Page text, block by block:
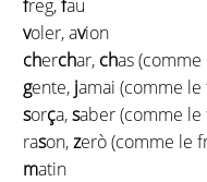
freg,fau
voler, avion
cherchar, chas
gente, jamai (comme le
sorça,saber (comme le
rason,zerò (comme le
matin